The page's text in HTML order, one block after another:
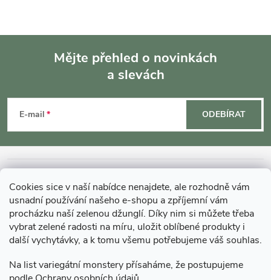
Cookies sice v naší nabídce nenajdete, ale rozhodně vám
usnadní používání našeho e-shopu a zpříjemní vám
procházku naší zelenou džunglí. Díky nim si můžete třeba
vybrat zelené radosti na míru, uložit oblíbené produkty i
další vychytávky, a k tomu všemu potřebujeme váš souhlas.
Na list variegátní monstery přísaháme, že postupujeme
p
a
Mějte přehled o novinkách
a slevách
E-mail ODEBÍRAT
MOHLO BY VÁS ZAJÍMAT
O GARDNERS